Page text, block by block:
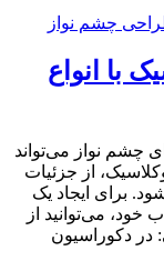
با انواع
چشم نواز می‌تواند
از جزئیات
برای ایجاد یک
خود، می‌توانید از
در دکوراسیون